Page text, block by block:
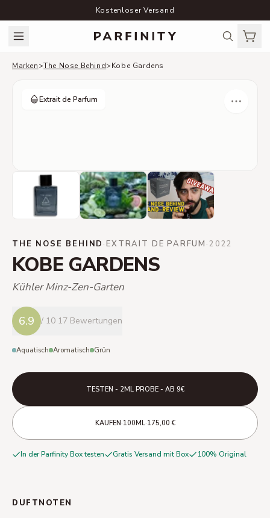
Kostenloser Versand
Marken>The Nose Behind>Kobe Gardens
Extrait de Parfum
THE NOSE BEHIND ·EXTRAIT DE PARFUM ·2022
KOBE GARDENS
Kühler Minz-Zen-Garten
6.9 / 10 17 Bewertungen
Aquatisch Aromatisch Grün
TESTEN - 2ML PROBE - AB 9€
KAUFEN·100ML·175,00 €
In der Parfinity Box testen Gratis Versand mit Box 100% Original
DUFTNOTEN